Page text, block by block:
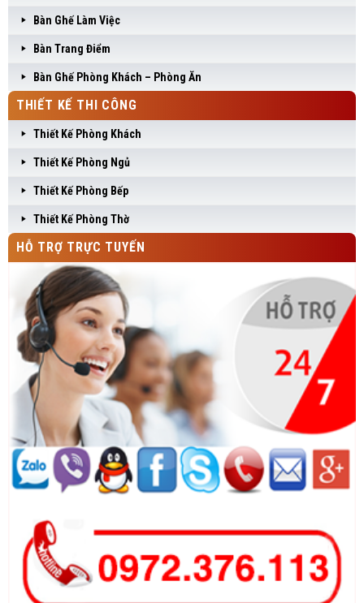
Bàn Ghế Làm Việc
Bàn Trang Điểm
Bàn Ghế Phòng Khách – Phòng Ăn
THIẾT KẾ THI CÔNG
Thiết Kế Phòng Khách
Thiết Kế Phòng Ngủ
Thiết Kế Phòng Bếp
Thiết Kế Phòng Thờ
HỖ TRỢ TRỰC TUYẾN